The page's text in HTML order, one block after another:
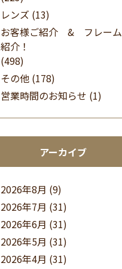
レンズ (13)
お客様ご紹介 & フレーム
紹介！
(498)
その他 (178)
営業時間のお知らせ (1)
アーカイブ
2026年8月 (9)
2026年7月 (31)
2026年6月 (31)
2026年5月 (31)
2026年4月 (31)